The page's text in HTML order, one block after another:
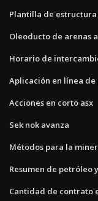
Plantilla de
Oleoducto de arenas
Horario de
Aplicación en línea de
Acciones en corto asx
Sek nok avanza
Métodos para la
Resumen de petróleo
Cantidad de contrato